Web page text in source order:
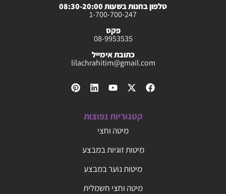
טלפון בחנות בשעות 08:30-20:00
1-700-700-247
פקס
08-9953535
כתובת אימייל
lilachrahitim@gmail.com
קטגוריות נפוצות
מיטה וחצי
מיטות זוגיות במבצע
מיטות נוער במבצע
מיטה וחצי חשמלית